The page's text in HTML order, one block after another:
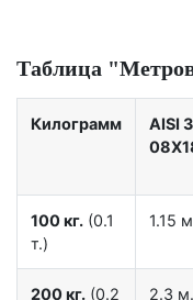
Таблица
Килограмм AISI
100 кг. (0.1
т.)
1.15
200 кг. (0.2
2.3 м.